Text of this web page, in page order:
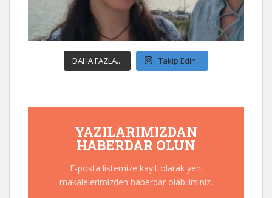
DAHA FAZLA... Takip Edin..
YAZILARIMIZDAN
HABERDAR OLUN
E-posta listemize kayıt olarak yeni
makalelerimizden haberdar olabilirsiniz.